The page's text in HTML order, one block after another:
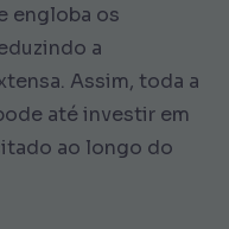
engloba os
a
Assim, toda a
até investir em
ao longo do